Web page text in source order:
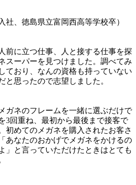
社、徳島県立富岡西高等学校卒）
前に立つ仕事、人と接する仕事を探
スーパーを見つけました。調べてみ
ており、なんの資格も持っていない
と思ったので志望しました。
ガネのフレームを一緒に選ぶだけで
3回重ね、最初から最後まで接客で
初めてのメガネを購入されたお客さ
あなたのおかげでメガネをかけるの
」と言っていただけたときはとても